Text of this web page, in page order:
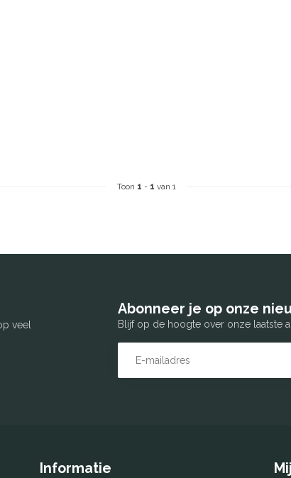
Toon 1 - 1 van 1
veel
Abonneer je op onze
Blijf op de hoogte over onze laatste
Informatie